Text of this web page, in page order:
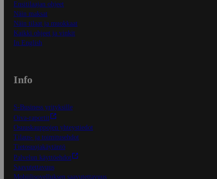
Ensitilaajan ohjeet
Näin maksat
Näin tilaat ja muokkaat
Kaikki ohjeet ja vinkit
In English
Info
S-Business yrityksille
Oiva-raportit
Osuuskauppojen yhteystiedot
Tilaus- ja toimitusehdot
Tietosuojakäytäntö
Palvelun käyttöehdot
Saavutettavuus
Mobiilisovelluksen saavutettavuus